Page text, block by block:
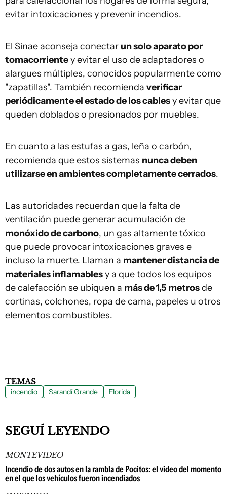
evitar intoxicaciones y prevenir incendios.
El Sinae aconseja conectar un solo aparato por
tomacorrientey evitar el uso de adaptadores o
alargues múltiples, conocidos popularmente como
"zapatillas". También recomienda verificar
periódicamente el estado de los cablesy evitar que
queden doblados o presionados por muebles.
En cuanto a las estufas a gas, leña o carbón,
recomienda que estos sistemas nunca deben
utilizarse en ambientes completamente cerrados.
Las autoridades recuerdan que la falta de
ventilación puede generar acumulación de
monóxido de carbono, un gas altamente tóxico
que puede provocar intoxicaciones graves e
incluso la muerte. Llaman a mantener distancia de
materiales inflamablesy a que todos los equipos
de calefacción se ubiquen a más de 1,5 metrosde
cortinas, colchones, ropa de cama, papeles u otros
elementos combustibles.
TEMAS
incendio Sarandí Grande Florida
SEGUÍ LEYENDO
MONTEVIDEO
Incendio de dos autos en la rambla de Pocitos: el video del momento
en el que los vehículos fueron incendiados